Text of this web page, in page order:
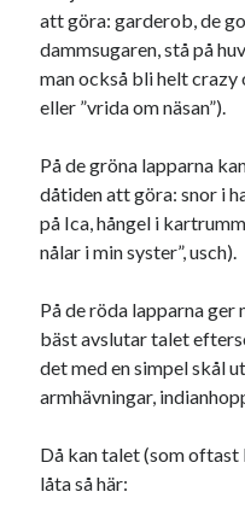
Onödiga citattecken
Dessa har något helt
Fula biblioteksböcker
Bokstävlar & AI – mitt
Den stora
Godisbrödet från himlen
Köttfärslimpan på allas läppar
Lotten som Sommarpratare (i
Vad ska du laga för mat idag?
att göra: garderob, de
dammsugaren, stå på
man också bli helt crazy
eller ”vrida om näsan”).
På de gröna lapparna
dåtiden att göra: snor i
på Ica, hångel i
nålar i min syster”, usch).
På de röda lapparna
bäst avslutar talet
det med en simpel skål
armhävningar,
Då kan talet (som
låta så här: